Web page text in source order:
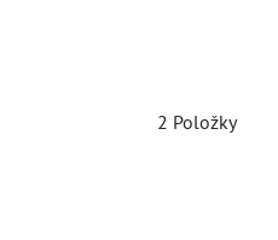
2 Položky